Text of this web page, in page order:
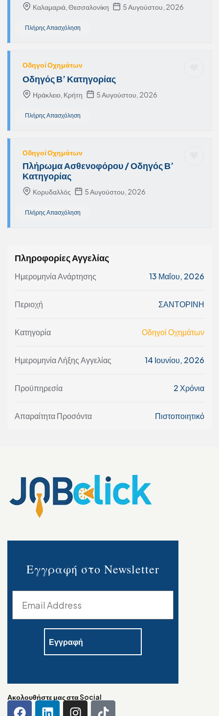
Καλαμαριά, Θεσσαλονίκη 5 Αυγούστου, 2026
Πλήρης Απασχόληση
Οδηγοί Οχημάτων
Οδηγός Β’ Κατηγορίας
Ηράκλειο, Κρήτη 5 Αυγούστου, 2026
Πλήρης Απασχόληση
Οδηγοί Οχημάτων
Πλήρωμα Ασθενοφόρου / Οδηγός Β’
Κατηγορίας
Κορυδαλλός 5 Αυγούστου, 2026
Πλήρης Απασχόληση
Πληροφορίες Αγγελίας
Ημερομηνία Ανάρτησης 13 Μαΐου, 2026
Περιοχή ΣΑΝΤΟΡΙΝΗ
Κατηγορία Οδηγοί Οχημάτων
Ημερομηνία Λήξης Αγγελίας 14 Ιουνίου, 2026
Προϋπηρεσία 2 Χρόνια
Απαραίτητα Προσόντα Πιστοποιητικό
Εγγραφή στο Newsletter
Ακολουθήστε μας στα Social